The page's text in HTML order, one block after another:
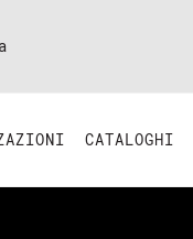
CATALOGHI